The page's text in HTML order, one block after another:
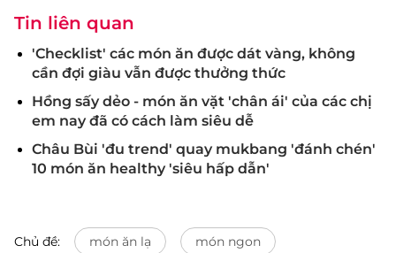
Tin liên quan
'Checklist' các món ăn được dát vàng, không
cần đợi giàu vẫn được thưởng thức
Hồng sấy dẻo - món ăn vặt 'chân ái' của các chị
em nay đã có cách làm siêu dễ
Châu Bùi 'đu trend' quay mukbang 'đánh chén'
10 món ăn healthy 'siêu hấp dẫn'
Chủ đề: món ăn lạ món ngon